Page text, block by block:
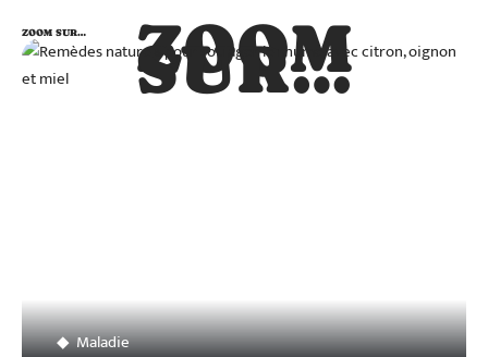
ZOOM
SUR…
ZOOM SUR…
Maladie